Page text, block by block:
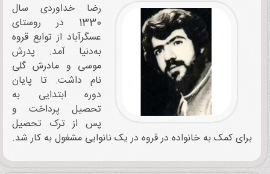
رضا خداوردی سال
1330 در روستای
عسگرآباد از توابع قروه
به‌دنیا آمد. پدرش
موسی و مادرش گلی
نام داشت. تا پایان
دوره ابتدایی به
تحصیل پرداخت و
پس از ترک‌ تحصیل
برای کمک به خانواده در قروه در یک نانوایی مشغول به ‌کار شد.